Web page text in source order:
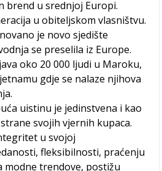
brend u srednjoj Europi.
u obiteljskom vlasništvu.
je novo sjedište
se preselila iz Europe.
oko 20 000 ljudi u Maroku,
gdje se nalaze njihova
uistinu je jedinstvena i kao
svojih vjernih kupaca.
u svojoj
fleksibilnosti, praćenju
modne trendove, postižu